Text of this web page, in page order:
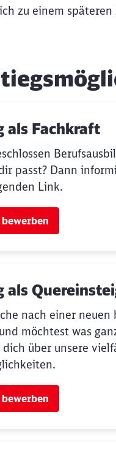
zu einem
als Fachkraft
passt? Dann
Link.
als
nach einer neuen
möchtest was
über unsere